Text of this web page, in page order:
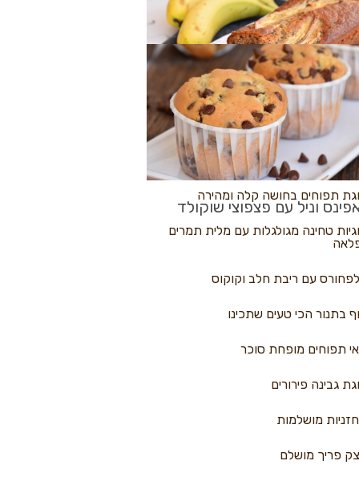
פיצה
בננות
וניל עם פצפוצי שוקולד
נקראים
תפוחים בחושה קלה ומהירה
טחינה מגולגלות עם מלית תמרים
עם ריבת חלב וקוקוס
בתנור הכי טעים שתכינו
תפוחים מופחת סוכר
גבינה פירורים
מושלמות
פריך מושלם